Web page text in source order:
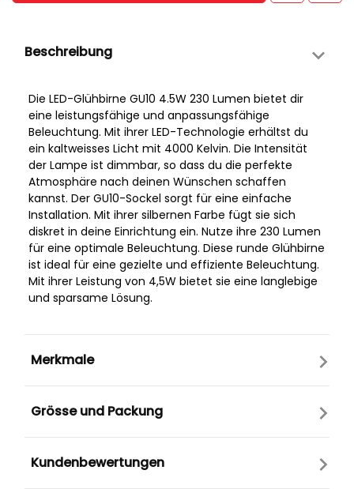
Beschreibung
Die LED-Glühbirne GU10 4.5W 230 Lumen bietet dir
eine leistungsfähige und anpassungsfähige
Beleuchtung. Mit ihrer LED-Technologie erhältst du
ein kaltweisses Licht mit 4000 Kelvin. Die Intensität
der Lampe ist dimmbar, so dass du die perfekte
Atmosphäre nach deinen Wünschen schaffen
kannst. Der GU10-Sockel sorgt für eine einfache
Installation. Mit ihrer silbernen Farbe fügt sie sich
diskret in deine Einrichtung ein. Nutze ihre 230 Lumen
für eine optimale Beleuchtung. Diese runde Glühbirne
ist ideal für eine gezielte und effiziente Beleuchtung.
Mit ihrer Leistung von 4,5W bietet sie eine langlebige
und sparsame Lösung.
Merkmale
Grösse und Packung
Kundenbewertungen